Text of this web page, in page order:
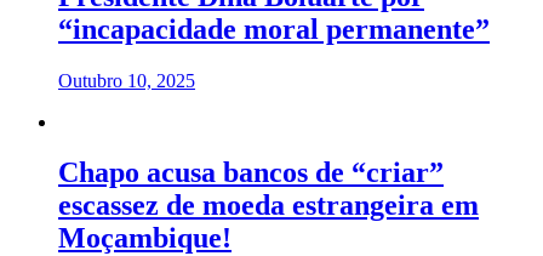
“incapacidade moral permanente”
Outubro 10, 2025
Chapo acusa bancos de “criar”
escassez de moeda estrangeira em
Moçambique!